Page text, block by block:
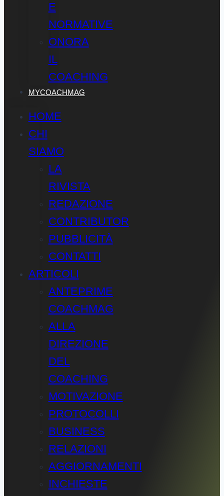
E
NORMATIVE
ONORA
IL
COACHING
MYCOACHMAG
HOME
CHI
SIAMO
LA
RIVISTA
REDAZIONE
CONTRIBUTOR
PUBBLICITÀ
CONTATTI
ARTICOLI
ANTEPRIME
COACHMAG
ALLA
DIREZIONE
DEL
COACHING
MOTIVAZIONE
PROTOCOLLI
BUSINESS
RELAZIONI
AGGIORNAMENTI
INCHIESTE